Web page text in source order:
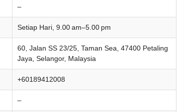
–
Setiap Hari, 9.00 am–5.00 pm
60, Jalan SS 23/25, Taman Sea, 47400 Petaling
Jaya, Selangor, Malaysia
+60189412008
–